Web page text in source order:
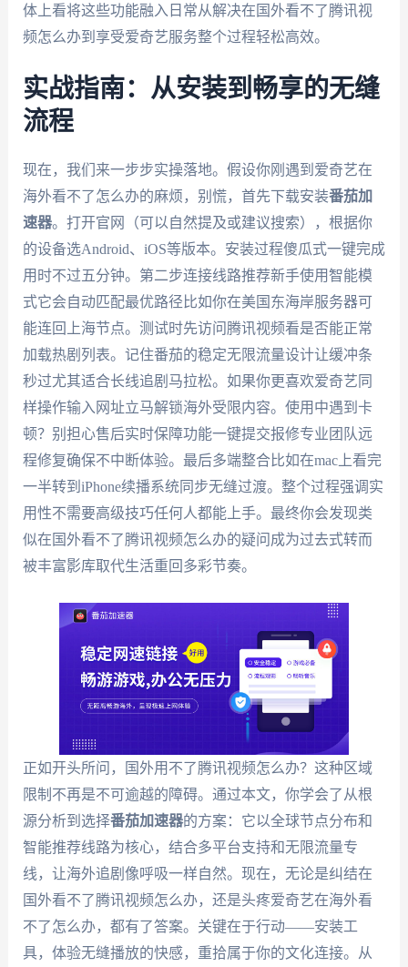
体上看将这些功能融入日常从解决在国外看不了腾讯视
频怎么办到享受爱奇艺服务整个过程轻松高效。
实战指南：从安装到畅享的无缝
流程
现在，我们来一步步实操落地。假设你刚遇到爱奇艺在
海外看不了怎么办的麻烦，别慌，首先下载安装番茄加
速器。打开官网（可以自然提及或建议搜索），根据你
的设备选Android、iOS等版本。安装过程傻瓜式一键完成
用时不过五分钟。第二步连接线路推荐新手使用智能模
式它会自动匹配最优路径比如你在美国东海岸服务器可
能连回上海节点。测试时先访问腾讯视频看是否能正常
加载热剧列表。记住番茄的稳定无限流量设计让缓冲条
秒过尤其适合长线追剧马拉松。如果你更喜欢爱奇艺同
样操作输入网址立马解锁海外受限内容。使用中遇到卡
顿？别担心售后实时保障功能一键提交报修专业团队远
程修复确保不中断体验。最后多端整合比如在mac上看完
一半转到iPhone续播系统同步无缝过渡。整个过程强调实
用性不需要高级技巧任何人都能上手。最终你会发现类
似在国外看不了腾讯视频怎么办的疑问成为过去式转而
被丰富影库取代生活重回多彩节奏。
正如开头所问，国外用不了腾讯视频怎么办？这种区域
限制不再是不可逾越的障碍。通过本文，你学会了从根
源分析到选择番茄加速器的方案：它以全球节点分布和
智能推荐线路为核心，结合多平台支持和无限流量专
线，让海外追剧像呼吸一样自然。现在，无论是纠结在
国外看不了腾讯视频怎么办，还是头疼爱奇艺在海外看
不了怎么办，都有了答案。关键在于行动——安装工
具，体验无缝播放的快感，重拾属于你的文化连接。从